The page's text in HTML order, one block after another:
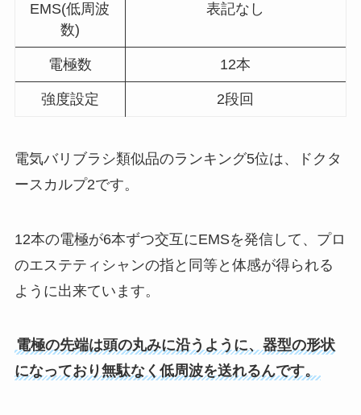
EMS(低周波
数)
表記なし
電極数 12本
強度設定 2段回
電気バリブラシ類似品のランキング5位は、ドクタ
ースカルプ2です。
12本の電極が6本ずつ交互にEMSを発信して、プロ
のエステティシャンの指と同等と体感が得られる
ように出来ています。
電極の先端は頭の丸みに沿うように、器型の形状
になっており無駄なく低周波を送れるんです。